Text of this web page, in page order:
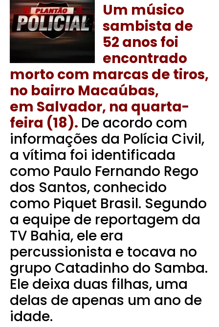
Um músico
sambista de
52 anos foi
encontrado
morto com marcas de tiros,
no bairro Macaúbas,
em Salvador, na quarta-
feira (18). De acordo com
informações da Polícia Civil,
a vítima foi identificada
como Paulo Fernando Rego
dos Santos, conhecido
como Piquet Brasil. Segundo
a equipe de reportagem da
TV Bahia, ele era
percussionista e tocava no
grupo Catadinho do Samba.
Ele deixa duas filhas, uma
delas de apenas um ano de
idade.